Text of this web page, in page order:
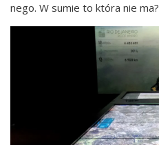
ne­go. W sumie to któ­ra nie ma?